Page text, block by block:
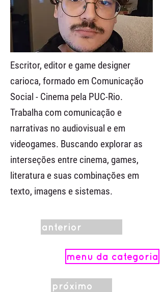
Escritor, editor e game designer
carioca, formado em Comunicação
Social - Cinema pela PUC-Rio.
Trabalha com comunicação e
narrativas no audiovisual e em
videogames. Buscando explorar as
interseções entre cinema, games,
literatura e suas combinações em
texto, imagens e sistemas.
anterior
menu da categoria
próximo